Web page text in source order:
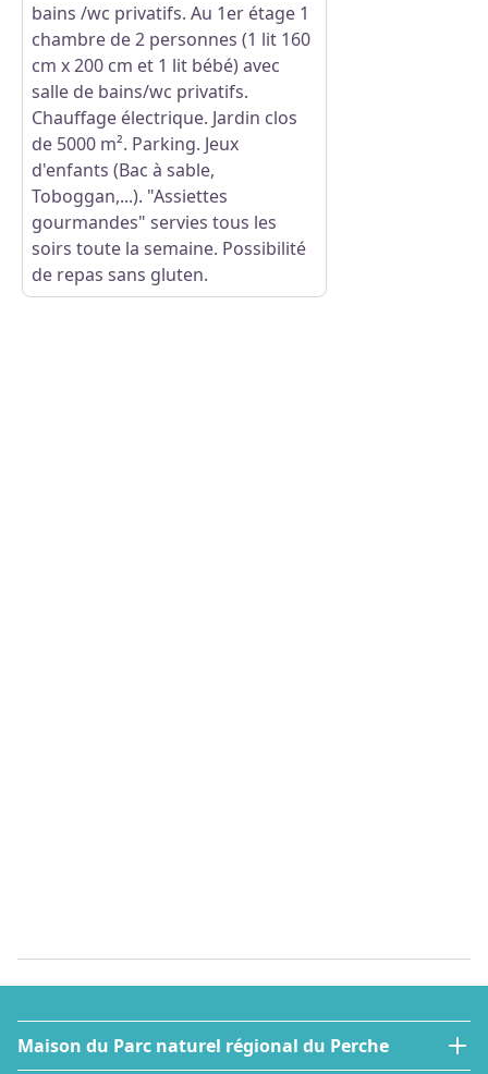
bains /wc privatifs. Au 1er étage 1
chambre de 2 personnes (1 lit 160
cm x 200 cm et 1 lit bébé) avec
salle de bains/wc privatifs.
Chauffage électrique. Jardin clos
de 5000 m². Parking. Jeux
d'enfants (Bac à sable,
Toboggan,...). "Assiettes
gourmandes" servies tous les
soirs toute la semaine. Possibilité
de repas sans gluten.
Maison du Parc naturel régional du Perche